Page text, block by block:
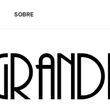
SOBRE